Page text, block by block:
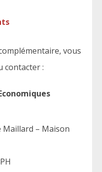
vous
contacter :
Maillard – Maison